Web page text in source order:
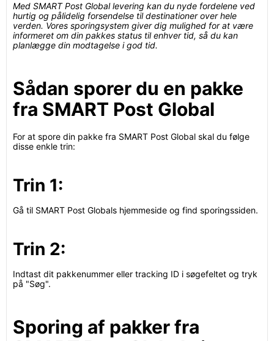
Med SMART Post Global levering kan du nyde fordelene ved
hurtig og pålidelig forsendelse til destinationer over hele
verden. Vores sporingsystem giver dig mulighed for at være
informeret om din pakkes status til enhver tid, så du kan
planlægge din modtagelse i god tid.
Sådan sporer du en pakke
fra SMART Post Global
For at spore din pakke fra SMART Post Global skal du følge
disse enkle trin:
Trin 1:
Gå til SMART Post Globals hjemmeside og find sporingssiden.
Trin 2:
Indtast dit pakkenummer eller tracking ID i søgefeltet og tryk
på "Søg".
Sporing af pakker fra